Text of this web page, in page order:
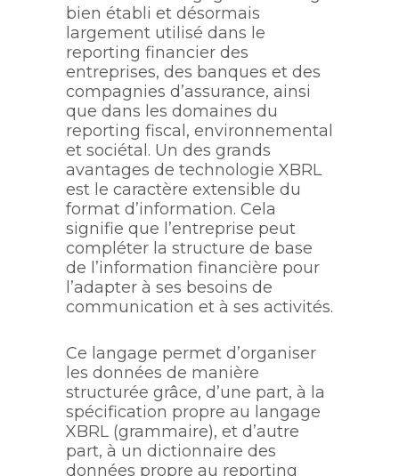
bien établi et désormais
largement utilisé dans le
reporting financier des
entreprises, des banques et des
compagnies d’assurance, ainsi
que dans les domaines du
reporting fiscal, environnemental
et sociétal. Un des grands
avantages de technologie XBRL
est le caractère extensible du
format d’information. Cela
signifie que l’entreprise peut
compléter la structure de base
de l’information financière pour
l’adapter à ses besoins de
communication et à ses activités.
Ce langage permet d’organiser
les données de manière
structurée grâce, d’une part, à la
spécification propre au langage
XBRL (grammaire), et d’autre
part, à un dictionnaire des
données propre au reporting